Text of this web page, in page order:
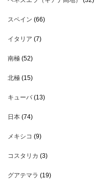
スペイン (66)
イタリア (7)
南極 (52)
北極 (15)
キューバ(13)
日本 (74)
メキシコ (9)
コスタリカ (3)
グアテマラ (19)